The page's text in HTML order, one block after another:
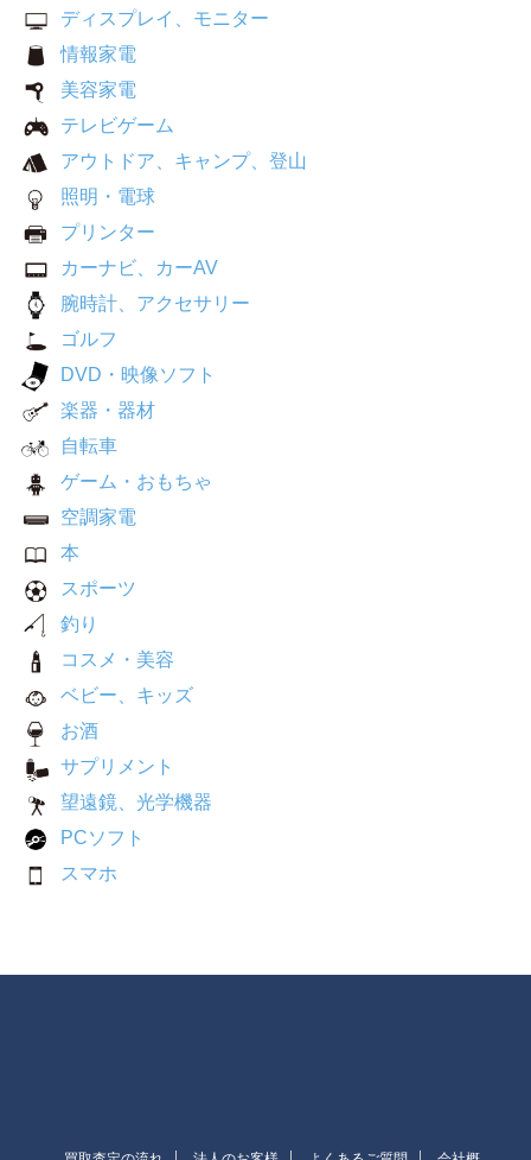
ディスプレイ、モニター
情報家電
美容家電
テレビゲーム
アウトドア、キャンプ、登山
照明・電球
プリンター
カーナビ、カーAV
腕時計、アクセサリー
ゴルフ
DVD・映像ソフト
楽器・器材
自転車
ゲーム・おもちゃ
空調家電
本
スポーツ
釣り
コスメ・美容
ベビー、キッズ
お酒
サプリメント
望遠鏡、光学機器
PCソフト
スマホ